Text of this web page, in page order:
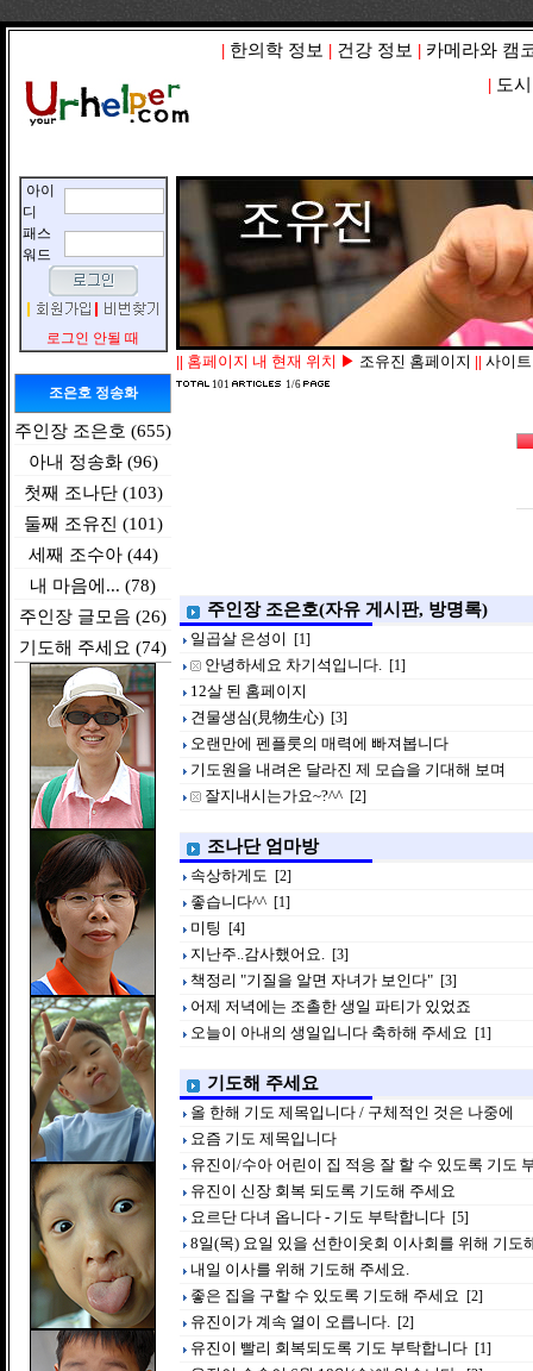
| 한의학 정보 | 건강 정보 | 카메라와 캠
| 도
아이
디
패스
워드
로그인 안될 때
조은호 정송화
주인장 조은호 (655)
아내 정송화 (96)
첫째 조나단 (103)
둘째 조유진 (101)
세째 조수아 (44)
내 마음에... (78)
주인장 글모음 (26)
기도해 주세요 (74)
|| 홈페이지 내 현재 위치 ▶ 조유진 홈페이지 || 사이
101 1/6
주인장 조은호(자유 게시판, 방명록)
일곱살 은성이 [1]
안녕하세요 차기석입니다. [1]
12살 된 홈페이지
견물생심(見物生心) [3]
오랜만에 펜플룻의 매력에 빠져봅니다
기도원을 내려온 달라진 제 모습을 기대해 보며
잘지내시는가요~?^^ [2]
조나단 엄마방
속상하게도 [2]
좋습니다^^ [1]
미팅 [4]
지난주..감사했어요. [3]
책정리 "기질을 알면 자녀가 보인다" [3]
어제 저녁에는 조촐한 생일 파티가 있었죠
오늘이 아내의 생일입니다 축하해 주세요 [1]
기도해 주세요
올 한해 기도 제목입니다 / 구체적인 것은 나중에
요즘 기도 제목입니다
유진이/수아 어린이 집 적응 잘 할 수 있도록 기도
유진이 신장 회복 되도록 기도해 주세요
요르단 다녀 옵니다 - 기도 부탁합니다 [5]
8일(목) 요일 있을 선한이웃회 이사회를 위해 기도
내일 이사를 위해 기도해 주세요.
좋은 집을 구할 수 있도록 기도해 주세요 [2]
유진이가 계속 열이 오릅니다. [2]
유진이 빨리 회복되도록 기도 부탁합니다 [1]